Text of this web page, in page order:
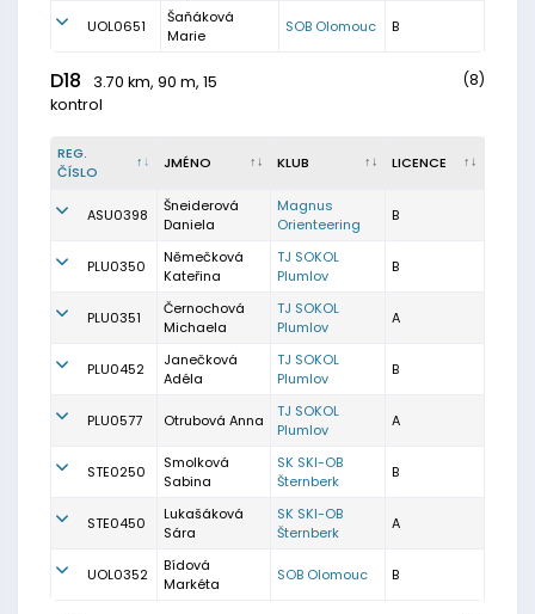
UOL0651
Šaňáková
Marie
SOB Olomouc B
D18
3.70 km, 90 m, 15
kontrol
(8)
REG.
ČÍSLO
JMÉNO KLUB LICENCE
ASU0398
Šneiderová
Daniela
Magnus
Orienteering
B
PLU0350
Němečková
Kateřina
TJ SOKOL
Plumlov
B
PLU0351
Černochová
Michaela
TJ SOKOL
Plumlov
A
PLU0452
Janečková
Adéla
TJ SOKOL
Plumlov
B
PLU0577 Otrubová Anna
TJ SOKOL
Plumlov
A
STE0250
Smolková
Sabina
SK SKI-OB
Šternberk
B
STE0450
Lukašáková
Sára
SK SKI-OB
Šternberk
A
UOL0352
Bídová
Markéta
SOB Olomouc B